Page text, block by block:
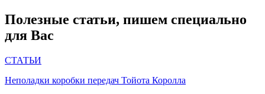
Полезные статьи, пишем специально
для Вас
СТАТЬИ
Неполадки коробки передач Тойота Королла